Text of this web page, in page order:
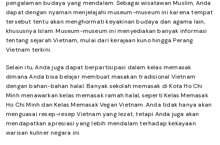
pengalaman budaya yang mendalam. Sebagai wisatawan Muslim, Anda
dapat dengan nyaman menjelajahi museum-museum ini karena tempat
tersebut tentu akan menghormati keyakinan budaya dan agama lain,
khususnya Islam. Museum-museum ini menyediakan banyak informasi
tentang sejarah Vietnam, mulai dari kerajaan kuno hingga Perang
Vietnam terkini.
Selain itu, Anda juga dapat berpartisipasi dalam kelas memasak
dimana Anda bisa belajar membuat masakan tradisional Vietnam
dengan bahan-bahan halal. Banyak sekolah memasak di Kota Ho Chi
Minh menawarkan kelas memasak ramah halal, seperti Kelas Memasak
Ho Chi Minh dan Kelas Memasak Vegan Vietnam. Anda tidak hanya akan
menguasai resep-resep Vietnam yang lezat, tetapi Anda juga akan
mendapatkan apresiasi yang lebih mendalam terhadap kekayaan
warisan kuliner negara ini.